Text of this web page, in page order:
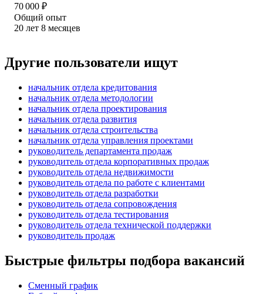
70 000 ₽
Общий опыт
20 лет 8 месяцев
Другие пользователи ищут
начальник отдела кредитования
начальник отдела методологии
начальник отдела проектирования
начальник отдела развития
начальник отдела строительства
начальник отдела управления проектами
руководитель департамента продаж
руководитель отдела корпоративных продаж
руководитель отдела недвижимости
руководитель отдела по работе с клиентами
руководитель отдела разработки
руководитель отдела сопровождения
руководитель отдела тестирования
руководитель отдела технической поддержки
руководитель продаж
Быстрые фильтры подбора вакансий
Сменный график